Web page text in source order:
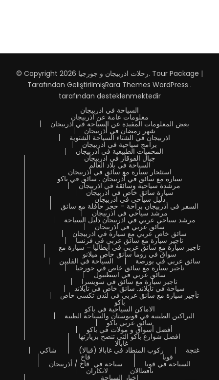
© Copyright 2026 رحلات اذربيجان و جورجيا. Tour Package |
Tarafından GeliştirilmişRara Themes WordPress .
tarafından desteklenmektedir
السياحة في اذربيجان
معلومات عامة عن اذربيجان
بعض المعلومات المفيدة عن السياحة في اذربيجان
شهر رمضان في أذربيجان
اذربيجان في الشتاء السياحة الشتوية
برامج سياحية في اذربيجان
المحميات الطبيعية في اذربيجان
جبال القوقاز في اذربيجان
السياحة في بلاد العالم
استئجار سيارة مع سائق في اذربيجان
سيارة مع سائق في أذربيجان . سائق في باكو
مرشدة سياحية وسائقة في اذربيجان
سيارة سائق خاص في اذربيجان
دليل سياحي في اذربيجان
السفر في أذربيجان براحة – حجز حافلة مع سائق
مرشد سياحي في اذربيجان
مرشد سياحي عربي في اذربيجان دليل السياحة
سائق عربي في اذربيجان
سائق خاص عربي مع سيارة في اذربيجان
تاجير سيارة مع سائق عربي في فرنسا
تاجير سيارة مع سائق عربي في ايطاليا – سيارة مع
سواق في روما سائق خاص ميلانو
السياحة في الفلبين سائق عربي في بورصة
تاجير سيارة مع سائق خاص في جورجيا
سائق عربي في اسطنبول
تاجير سيارة مع سائق في سويسرا
سياحة في تايلاند. سائق خاص في تايلاند
تأجير سيارة مع سائق عربي في لندن تكسي خاص
باكو
الاماكن السياحية في باكو
البراكين الطينية في قوبوستان والسياحة الطبية
سائق عربي باكو
أفضل أسواق و مولات في باكو
افضل شوارع باكو التي تنصح بزيارتها
شاكي
غابالا
ركوب المنطاد في غابالا (قبالا) غنجة
قاخ
سياحة في قاخ / أذربيجان
قوبا
السياحة في قوبا
لانكاران نافطالان
اخبار السياحة